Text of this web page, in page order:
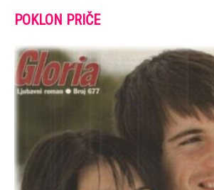
POKLON PRIČE